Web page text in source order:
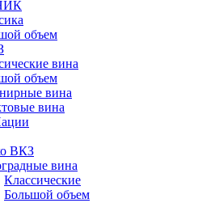
объем
вина
объем
вина
вина
ВКЗ
вина
Классические
Большой объем